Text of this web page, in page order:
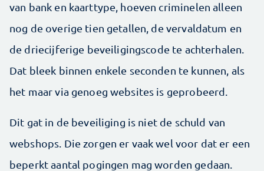
van bank en kaarttype, hoeven criminelen alleen
nog de overige tien getallen, de vervaldatum en
de driecijferige beveiligingscode te achterhalen.
Dat bleek binnen enkele seconden te kunnen, als
het maar via genoeg websites is geprobeerd.
Dit gat in de beveiliging is niet de schuld van
webshops. Die zorgen er vaak wel voor dat er een
beperkt aantal pogingen mag worden gedaan.